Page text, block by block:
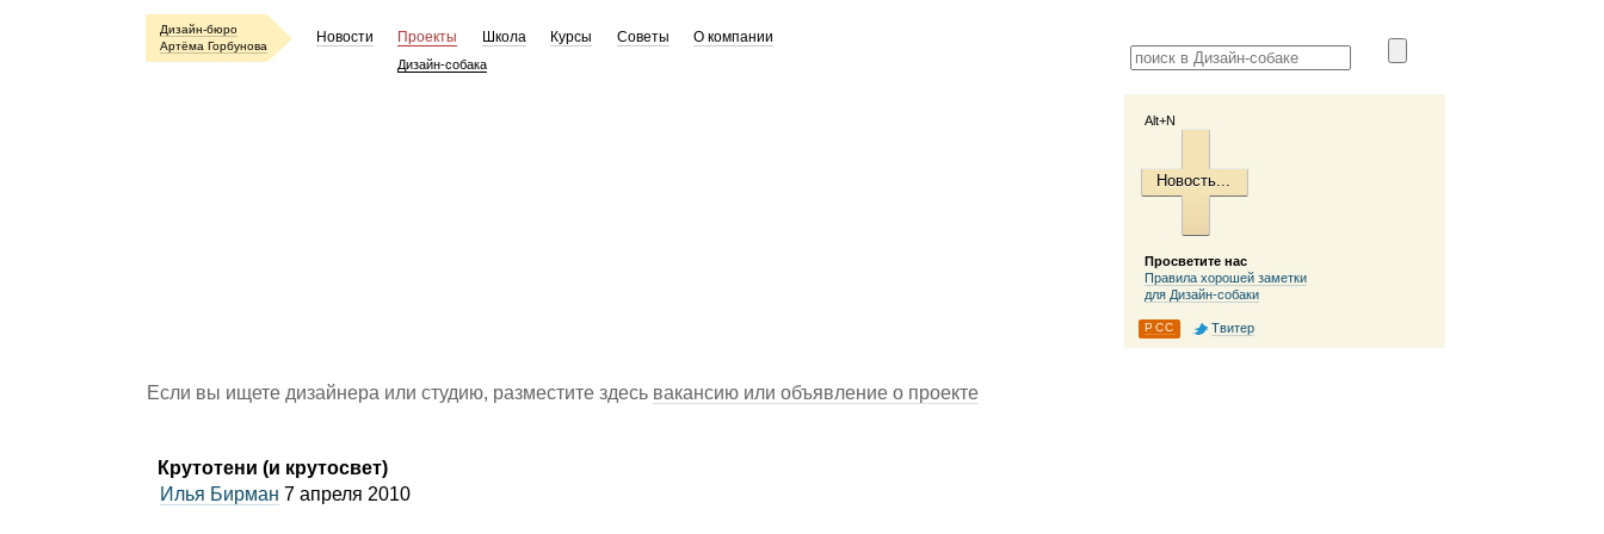
Дизайн-бюро
Артёма Горбунова
Новости Проекты
Дизайн-собака
Школа Курсы Советы О компании
Alt+N
Новость...
Просветите нас
Правила хорошей заметки
для Дизайн-собаки
РСС Твитер
Если вы ищете дизайнера или студию, разместите здесь вакансию или объявление о проекте
Крутотени (и крутосвет)
Илья Бирман 7 апреля 2010